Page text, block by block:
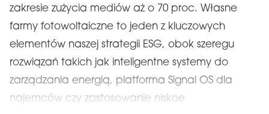
zakresie zużycia mediów aż o 70 proc. Własne
farmy fotowoltaiczne to jeden z kluczowych
elementów naszej strategii ESG, obok szeregu
rozwiązań takich jak inteligentne systemy do
zarządzania energią, platforma Signal OS dla
najemców czy zastosowanie niskoe